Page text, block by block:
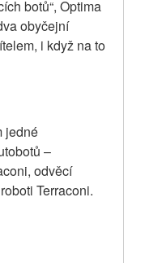
botů“, Optima
obyčejní
i když na to
jedné
–
odvěcí
Terraconi.